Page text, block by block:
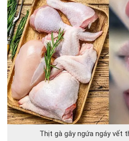
Thịt gà gây ngứa ngáy vết